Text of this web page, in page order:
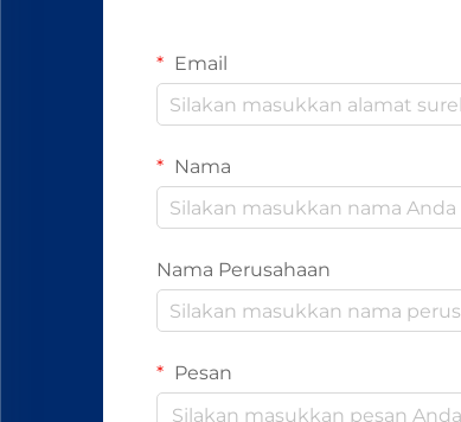
Email
Nama
Nama Perusahaan
Pesan